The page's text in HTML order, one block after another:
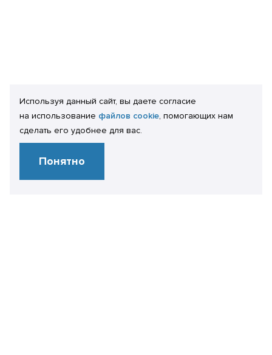
Используя данный сайт, вы даете согласие
на использование файлов cookie, помогающих нам
сделать его удобнее для вас.
Понятно